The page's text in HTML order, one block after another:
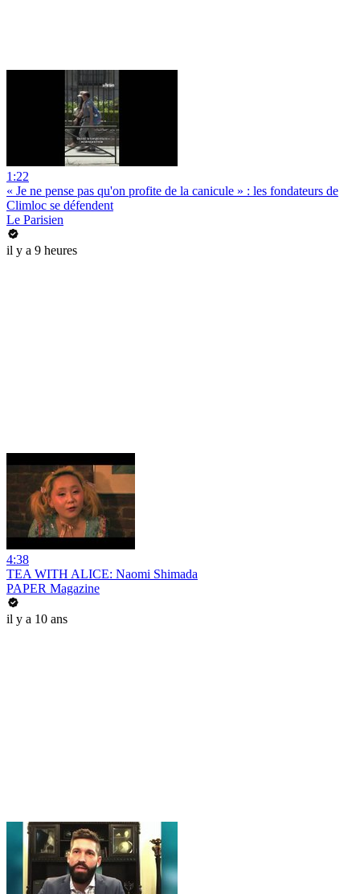
1:22
« Je ne pense pas qu'on profite de la canicule » : les fondateurs de
Climloc se défendent
Le Parisien
il y a 9 heures
4:38
TEA WITH ALICE: Naomi Shimada
PAPER Magazine
il y a 10 ans